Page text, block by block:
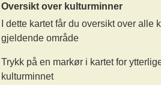
Oversikt over kulturminner
I dette kartet får du oversikt over alle
gjeldende område
Trykk på en markør i kartet for
kulturminnet